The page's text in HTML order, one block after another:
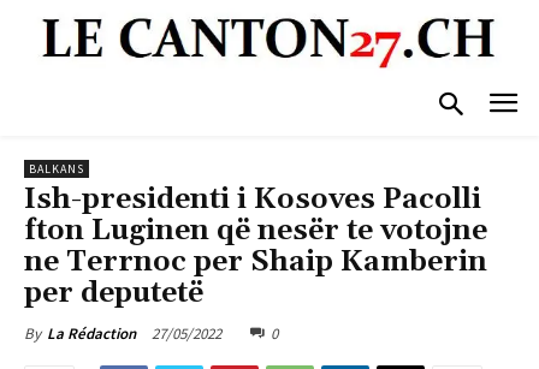
BALKANS
Ish-presidenti i Kosoves Pacolli
fton Luginen që nesër te votojne
ne Terrnoc per Shaip Kamberin
per deputetë
By La Rédaction 27/05/2022 0